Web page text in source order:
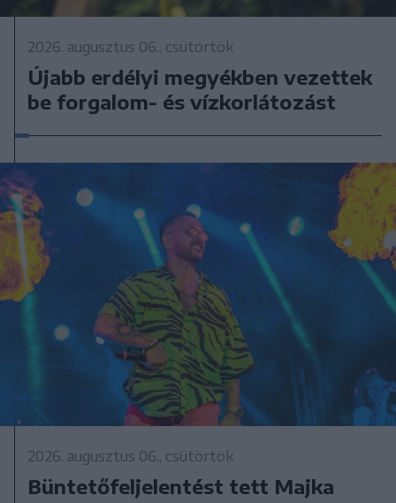
2026. augusztus 06., csütörtök
Újabb erdélyi megyékben vezettek
be forgalom- és vízkorlátozást
2026. augusztus 06., csütörtök
Büntetőfeljelentést tett Majka